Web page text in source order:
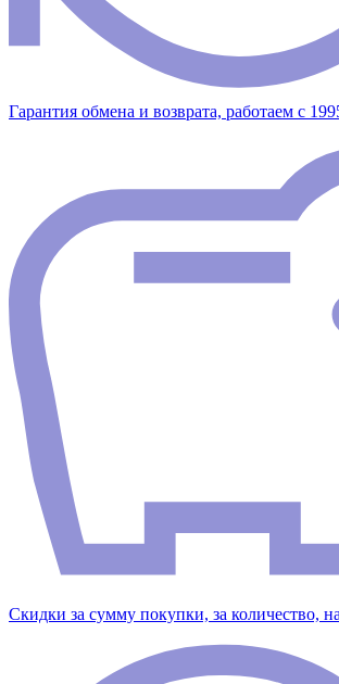
Гарантия обмена и возврата, работаем с
Скидки за сумму покупки, за количество,